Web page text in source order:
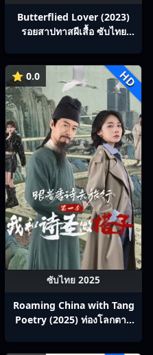
Butterflied Lover (2023)
รอยสาปทาสผีเสื้อ ซับไทย
⭐ 0.0 HD
ซับไทย 2025
Roaming China with Tang
Poetry (2025) ท่องโลกตาม